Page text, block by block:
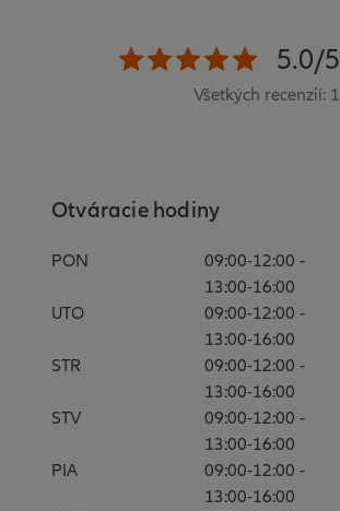
5.0/5
Všetkých recenzií: 1
Otváracie hodiny
PON
09:00-12:00 -
13:00-16:00
UTO
09:00-12:00 -
13:00-16:00
STR
09:00-12:00 -
13:00-16:00
STV
09:00-12:00 -
13:00-16:00
PIA
09:00-12:00 -
13:00-16:00